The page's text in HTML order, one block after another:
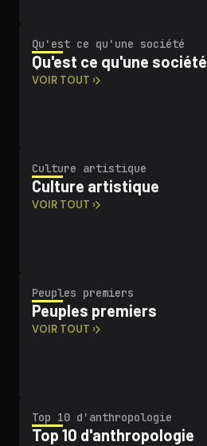
Qu'est ce qu'une société
Qu'est ce qu'une société
VOIR TOUT ›
Culture artistique
Culture artistique
VOIR TOUT ›
Peuples premiers
Peuples premiers
VOIR TOUT ›
Top 10 d'an­thro­po­lo­gie
Top 10 d'an­thro­po­lo­gie